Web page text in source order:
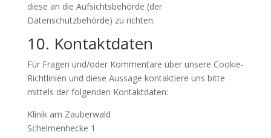
diese an die Aufsichtsbehörde (der
Datenschutzbehörde) zu richten.
10. Kontaktdaten
Für Fragen und/oder Kommentare über unsere Cookie-
Richtlinien und diese Aussage kontaktiere uns bitte
mittels der folgenden Kontaktdaten:
Klinik am Zauberwald
Schelmenhecke 1